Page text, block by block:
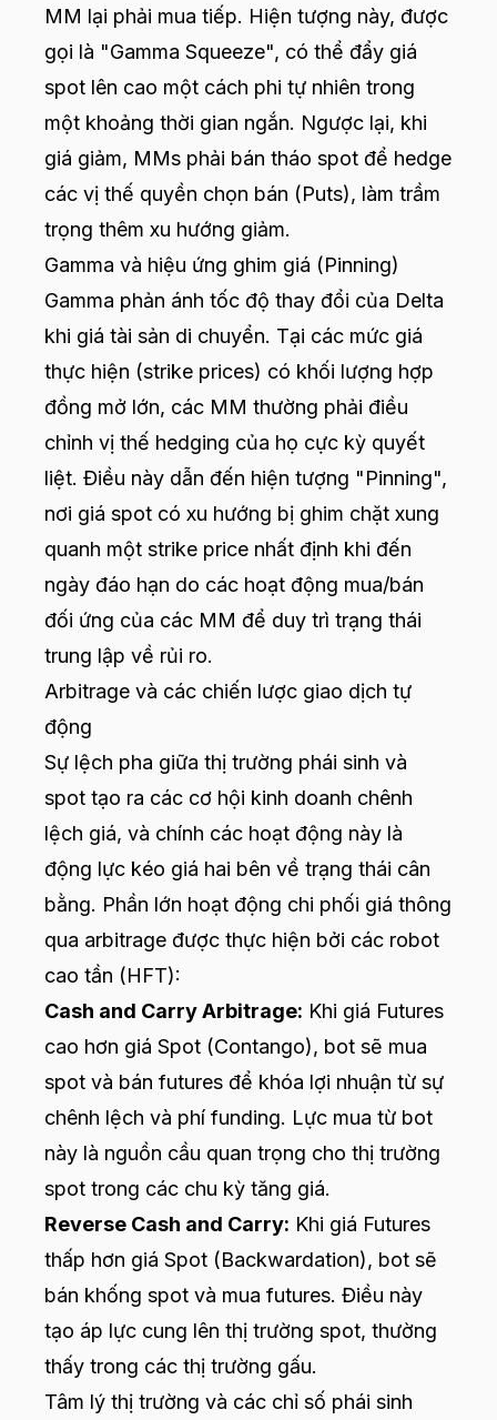
MM lại phải mua tiếp. Hiện tượng này, được
gọi là "Gamma Squeeze", có thể đẩy giá
spot lên cao một cách phi tự nhiên trong
một khoảng thời gian ngắn. Ngược lại, khi
giá giảm, MMs phải bán tháo spot để hedge
các vị thế quyền chọn bán (Puts), làm trầm
trọng thêm xu hướng giảm.
Gamma và hiệu ứng ghim giá (Pinning)
Gamma phản ánh tốc độ thay đổi của Delta
khi giá tài sản di chuyển. Tại các mức giá
thực hiện (strike prices) có khối lượng hợp
đồng mở lớn, các MM thường phải điều
chỉnh vị thế hedging của họ cực kỳ quyết
liệt. Điều này dẫn đến hiện tượng "Pinning",
nơi giá spot có xu hướng bị ghim chặt xung
quanh một strike price nhất định khi đến
ngày đáo hạn do các hoạt động mua/bán
đối ứng của các MM để duy trì trạng thái
trung lập về rủi ro.
Arbitrage và các chiến lược giao dịch tự
động
Sự lệch pha giữa thị trường phái sinh và
spot tạo ra các cơ hội kinh doanh chênh
lệch giá, và chính các hoạt động này là
động lực kéo giá hai bên về trạng thái cân
bằng. Phần lớn hoạt động chi phối giá thông
qua arbitrage được thực hiện bởi các robot
cao tần (HFT):
Cash and Carry Arbitrage: Khi giá Futures
cao hơn giá Spot (Contango), bot sẽ mua
spot và bán futures để khóa lợi nhuận từ sự
chênh lệch và phí funding. Lực mua từ bot
này là nguồn cầu quan trọng cho thị trường
spot trong các chu kỳ tăng giá.
Reverse Cash and Carry: Khi giá Futures
thấp hơn giá Spot (Backwardation), bot sẽ
bán khống spot và mua futures. Điều này
tạo áp lực cung lên thị trường spot, thường
thấy trong các thị trường gấu.
Tâm lý thị trường và các chỉ số phái sinh